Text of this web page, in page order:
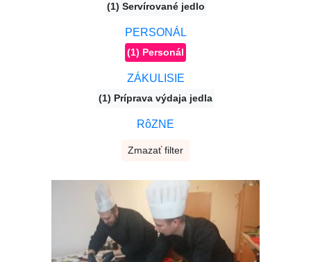
(1) Servírované jedlo
PERSONÁL
(1) Personál
ZÁKULISIE
(1) Príprava výdaja jedla
RôZNE
Zmazať filter